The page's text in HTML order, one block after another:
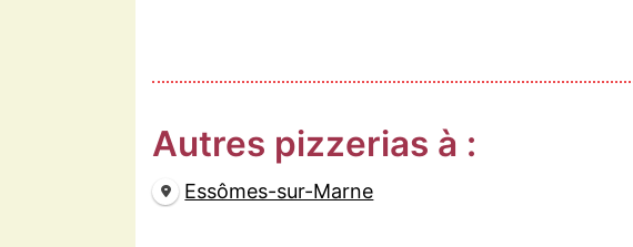
Autres pizzerias à :
Essômes-sur-Marne